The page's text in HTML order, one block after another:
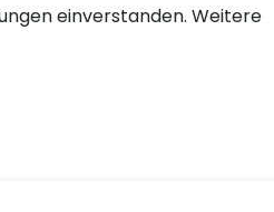
einverstanden. Weitere